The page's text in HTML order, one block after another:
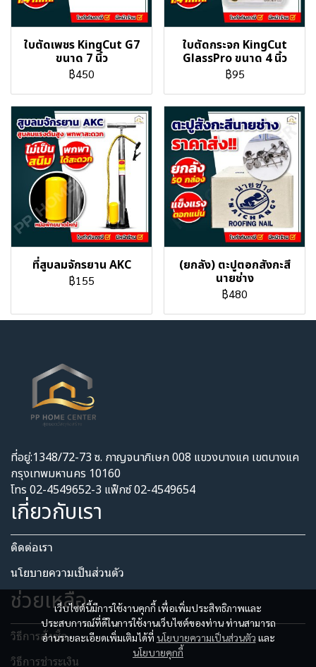
ใบตัดเพชร KingCut G7
ขนาด 7 นิ้ว
฿450
ใบตัดกระจก KingCut
GlassPro ขนาด 4 นิ้ว
฿95
ที่สูบลมจักรยาน AKC
฿155
(ยกลัง) ตะปูตอกสังกะสี
นายช่าง
฿480
เว็บไซต์นี้มีการใช้งานคุกกี้ เพื่อเพิ่มประสิทธิภาพและ
ประสบการณ์ที่ดีในการใช้งานเว็บไซต์ของท่าน ท่านสามารถ
อ่านรายละเอียดเพิ่มเติมได้ที่ นโยบายความเป็นส่วนตัว และ
นโยบายคุกกี้
ที่อยู่:1348/72-73 ซ. กาญจนาภิเษก 008 แขวงบางแค เขตบางแค
กรุงเทพมหานคร 10160
โทร 02-4549652-3 แฟ็กซ์ 02-4549654
เกี่ยวกับเรา
ติดต่อเรา
นโยบายความเป็นส่วนตัว​
ช่วยเหลือ
วิธีการสั่งซื้อ
วิธีการชำระเงิน